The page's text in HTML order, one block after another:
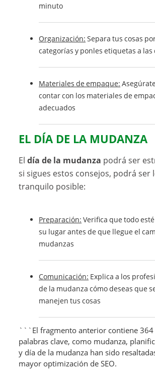
minuto
Organización: Separa tus cosas
categorías y ponles etiquetas a las
Materiales de empaque:
contar con los materiales de
adecuados
EL DÍA DE LA MUDANZA
Eldía de la mudanza podrá ser
si sigues estos consejos, podrá ser
tranquilo posible:
Preparación: Verifica que todo
su lugar antes de que llegue el
mudanzas
Comunicación: Explica a los
de la mudanza cómo deseas que
manejen tus cosas
```El fragmento anterior contiene 364
palabras clave, como mudanza,
y día de la mudanza han sido
mayor optimización de SEO.